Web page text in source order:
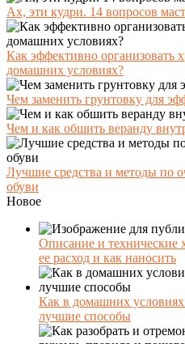
Ах, эти кудри. 14 вопросов
Как эффективно организовать
домашних условиях?
Чем заменить грунтовку для
Чем и как обшить веранду
Лучшие средства и методы по
обуви
Новое
Описание и технические
ее расход и как наносить
Как в домашних
лучшие способы